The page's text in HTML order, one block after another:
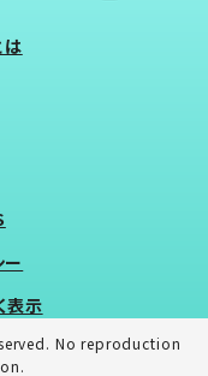
は
表示
No reproduction